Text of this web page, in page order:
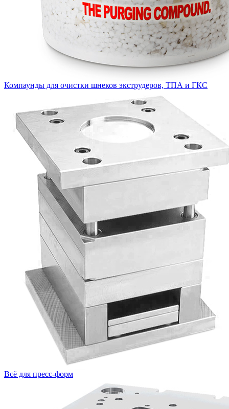
Компаунды для очистки шнеков экструдеров, ТПА и ГКС
Всё для пресс-форм